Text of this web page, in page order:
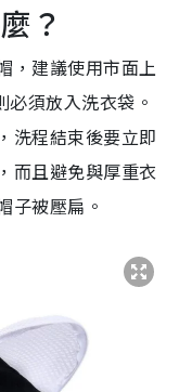
？
，建議使用市面上
須放入洗衣袋。
洗程結束後要立即
而且避免與厚重衣
子被壓扁。